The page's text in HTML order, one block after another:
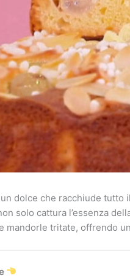
dolce che racchiude tutto
solo cattura l’essenza
mandorle tritate, offrendo